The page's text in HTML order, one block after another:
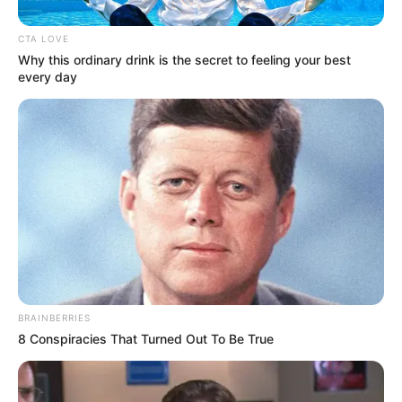
Oficial, para que entre en vigencia.
CTA LOVE
Why this ordinary drink is the secret to feeling your best
every day
BRAINBERRIES
8 Conspiracies That Turned Out To Be True